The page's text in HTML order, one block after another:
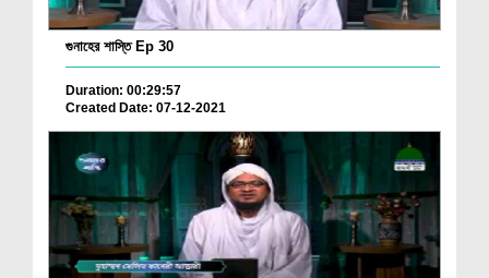
গুনাহের শাস্তি Ep 30
Duration: 00:29:57
Created Date: 07-12-2021